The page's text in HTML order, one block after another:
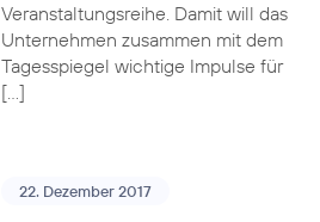
Veranstaltungsreihe. Damit will das
Unternehmen zusammen mit dem
Tagesspiegel wichtige Impulse für
[…]
22. Dezember 2017